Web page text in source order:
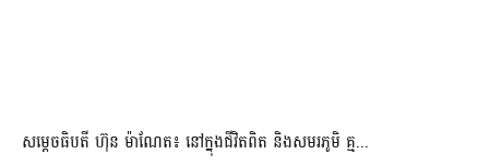
សម្តេចធិបតី ហ៊ុន ម៉ាណែត៖ នៅក្នុងជីវិតពិត និងសមរភូមិ គ្ម...